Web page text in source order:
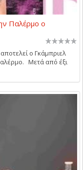
Παλέρμο ο
ο Γκάμπριελ
Μετά από έξι